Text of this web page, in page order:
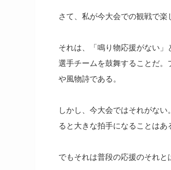
さて、私が今大会での観戦で楽
それは、「鳴り物応援がない
選手チームを鼓舞することだ
や風物詩である。
しかし、今大会ではそれがな
ると大きな拍手になることはあ
でもそれは普段の応援のそれと